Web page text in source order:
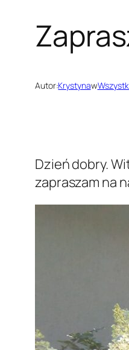
Autor:Krystynaw
Dzień dobry.
zapraszam na